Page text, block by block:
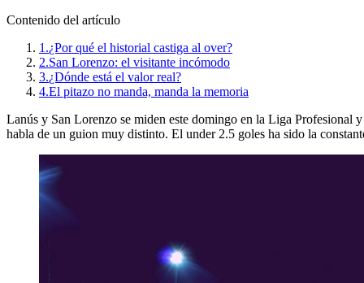
Contenido del artículo
1.¿Por qué el historial castiga al over?
2.San Lorenzo: el visitante incómodo
3.¿Dónde está el valor real?
4.El pitazo no manda, manda la memoria
Lanús y San Lorenzo se miden este domingo en la Liga Profesional
habla de un guion muy distinto. El under 2.5 goles ha sido la